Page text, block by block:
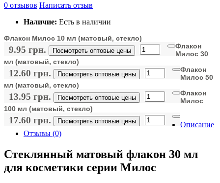
0 отзывов Написать отзыв
Наличие: Есть в наличии
Флакон Милос 10 мл (матовый, стекло)
9.95 грн. Посмотреть оптовые цены
Флакон
Милос 30
мл (матовый, стекло)
12.60 грн. Посмотреть оптовые цены
Флакон
Милос 50
мл (матовый, стекло)
13.95 грн. Посмотреть оптовые цены
Флакон
Милос
100 мл (матовый, стекло)
17.60 грн. Посмотреть оптовые цены
Описание
Отзывы (0)
Стеклянный матовый флакон 30 мл
для косметики серии Милос